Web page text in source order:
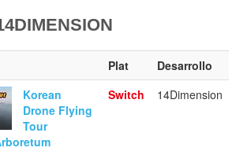
Plat
Desarrollo
Korean
Drone Flying
Tour
Switch 14Dimension